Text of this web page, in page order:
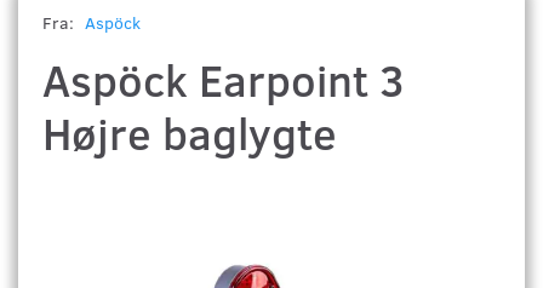
Fra: Aspöck
Aspöck Earpoint 3
Højre baglygte